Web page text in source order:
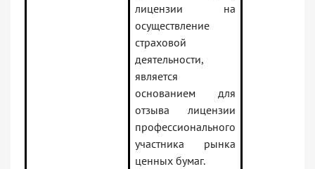
лицензии на
осуществление
страховой
деятельности,
является
основанием для
отзыва лицензии
профессионального
участника рынка
ценных бумаг.